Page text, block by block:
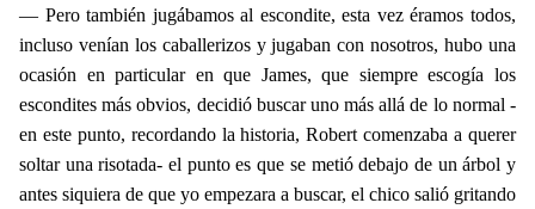
— Pero también jugábamos al escondite, esta vez éramos todos,
incluso venían los caballerizos y jugaban con nosotros, hubo una
ocasión en particular en que James, que siempre escogía los
escondites más obvios, decidió buscar uno más allá de lo normal -
en este punto, recordando la historia, Robert comenzaba a querer
soltar una risotada- el punto es que se metió debajo de un árbol y
antes siquiera de que yo empezara a buscar, el chico salió gritando